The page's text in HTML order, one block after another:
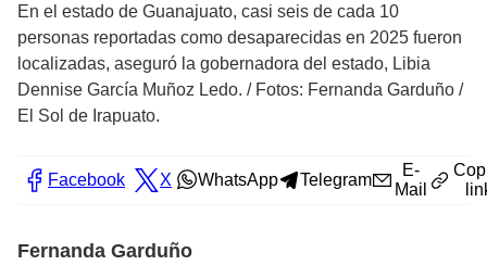
En el estado de Guanajuato, casi seis de cada 10
personas reportadas como desaparecidas en 2025 fueron
localizadas, aseguró la gobernadora del estado, Libia
Dennise García Muñoz Ledo. / Fotos: Fernanda Garduño /
El Sol de Irapuato.
Facebook X WhatsApp Telegram
E-
Mail
Fernanda Garduño